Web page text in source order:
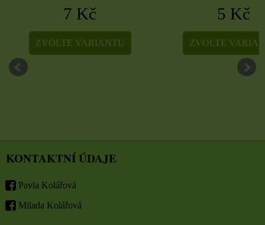
7 Kč
ZVOLTE VARIANTU
5 Kč
ZVOLTE
KONTAKTNÍ ÚDAJE
Pavla Kolářová
Milada Kolářová